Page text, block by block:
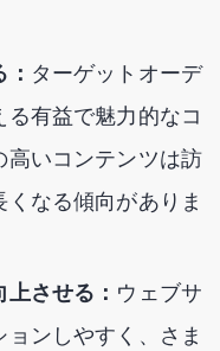
ターゲットオーデ
有益で魅力的なコ
高いコンテンツは訪
なる傾向がありま
させる： ウェブサ
ンしやすく、さま